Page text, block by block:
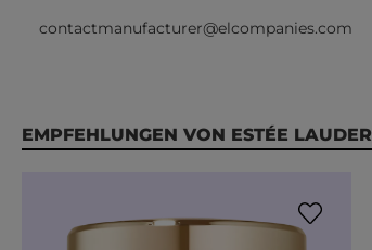
contactmanufacturer@elcompanies.com
Produktgalerie überspringen
EMPFEHLUNGEN VON ESTÉE LAUDER